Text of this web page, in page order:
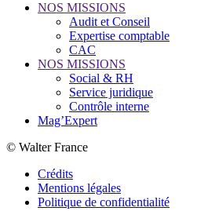
NOS MISSIONS
Audit et Conseil
Expertise comptable
CAC
NOS MISSIONS
Social & RH
Service juridique
Contrôle interne
Mag’Expert
© Walter France
Crédits
Mentions légales
Politique de confidentialité